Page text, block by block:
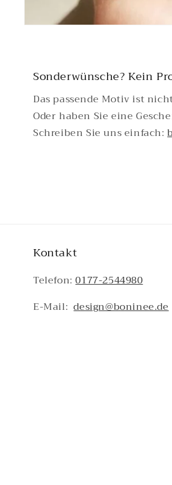
Sonderwünsche? Kein
Das passende Motiv ist
Oder haben Sie eine
Schreiben Sie uns einfach:
Kontakt
Telefon:0177-2544980
E-Mail:design@boninee.de